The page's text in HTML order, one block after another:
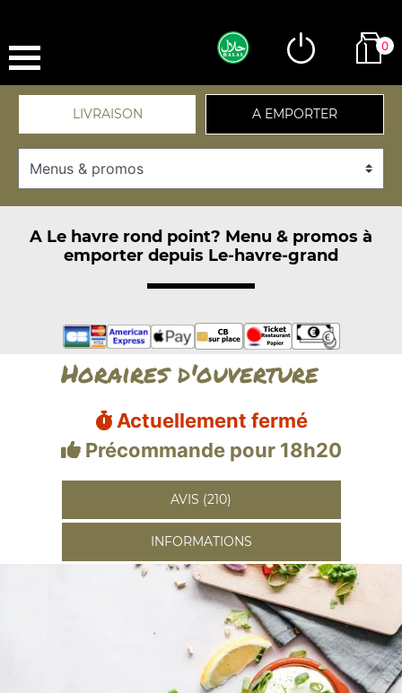
0
LIVRAISON A EMPORTER
A Le havre rond point? Menu & promos à
emporter depuis Le-havre-grand
Horaires d'ouverture
Actuellement fermé
Précommande pour 18h20
AVIS (210)
INFORMATIONS